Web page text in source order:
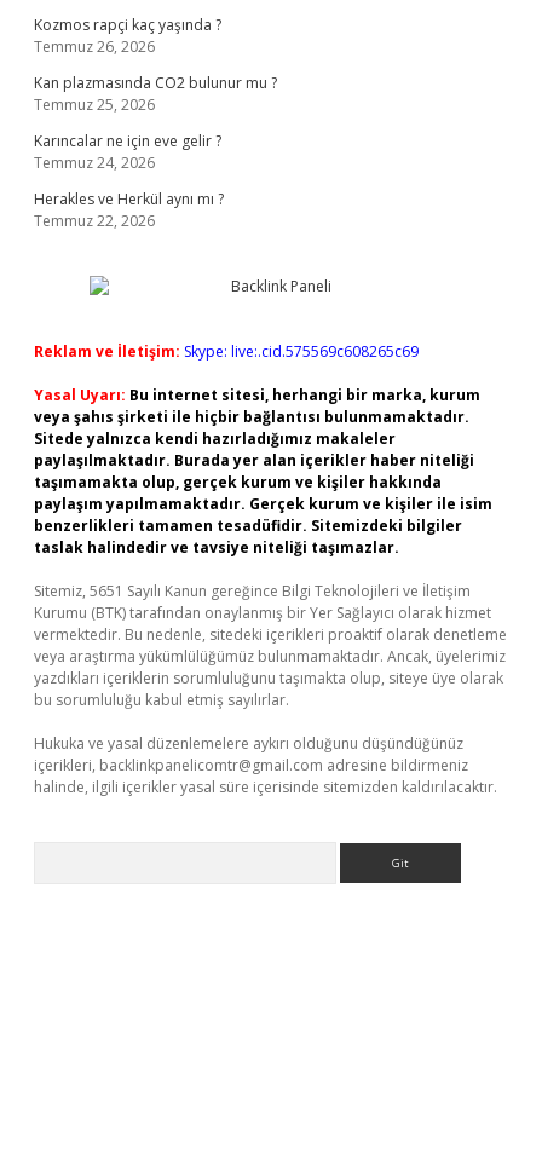
Kozmos rapçi kaç yaşında ?
Temmuz 26, 2026
Kan plazmasında CO2 bulunur mu ?
Temmuz 25, 2026
Karıncalar ne için eve gelir ?
Temmuz 24, 2026
Herakles ve Herkül aynı mı ?
Temmuz 22, 2026
Reklam ve İletişim: Skype: live:.cid.575569c608265c69
Yasal Uyarı: Bu internet sitesi, herhangi bir marka, kurum
veya şahıs şirketi ile hiçbir bağlantısı bulunmamaktadır.
Sitede yalnızca kendi hazırladığımız makaleler
paylaşılmaktadır. Burada yer alan içerikler haber niteliği
taşımamakta olup, gerçek kurum ve kişiler hakkında
paylaşım yapılmamaktadır. Gerçek kurum ve kişiler ile isim
benzerlikleri tamamen tesadüfidir. Sitemizdeki bilgiler
taslak halindedir ve tavsiye niteliği taşımazlar.
Sitemiz, 5651 Sayılı Kanun gereğince Bilgi Teknolojileri ve İletişim
Kurumu (BTK) tarafından onaylanmış bir Yer Sağlayıcı olarak hizmet
vermektedir. Bu nedenle, sitedeki içerikleri proaktif olarak denetleme
veya araştırma yükümlülüğümüz bulunmamaktadır. Ancak, üyelerimiz
yazdıkları içeriklerin sorumluluğunu taşımakta olup, siteye üye olarak
bu sorumluluğu kabul etmiş sayılırlar.
Hukuka ve yasal düzenlemelere aykırı olduğunu düşündüğünüz
içerikleri, backlinkpanelicomtr@gmail.com adresine bildirmeniz
halinde, ilgili içerikler yasal süre içerisinde sitemizden kaldırılacaktır.